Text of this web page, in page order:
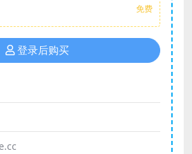
免费
登录后购买